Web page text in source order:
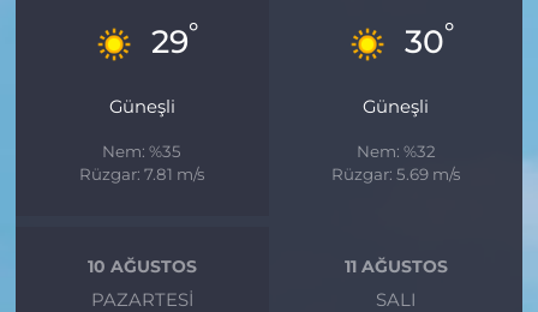
29°
Güneşli
Nem: %35
Rüzgar: 7.81 m/s
30°
Güneşli
Nem: %32
Rüzgar: 5.69 m/s
10 AĞUSTOS
PAZARTESI
11 AĞUSTOS
SALI